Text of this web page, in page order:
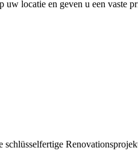
locatie en geven u een vaste